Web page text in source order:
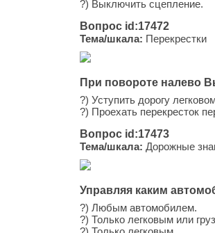
?) Выключить сцепление.
Вопрос id:17472
Тема/шкала: Перекрестки
При повороте налево
?) Уступить дорогу
?) Проехать перекресток
Вопрос id:17473
Тема/шкала: Дорожные
Управляя каким
?) Любым автомобилем.
?) Только легковым или